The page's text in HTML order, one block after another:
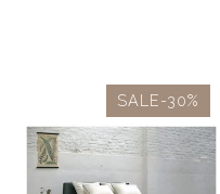
SALE-30%